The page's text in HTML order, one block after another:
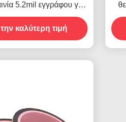
5.2mil εγγράφου για
συγκόλλησης κυμάτων
καλύτερη τιμή